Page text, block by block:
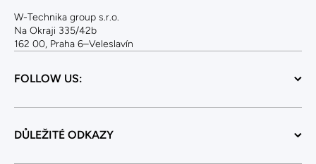
W-Technika group s.r.o.
Na Okraji 335/42b
162 00, Praha 6–Veleslavín
FOLLOW US:
DŮLEŽITÉ ODKAZY